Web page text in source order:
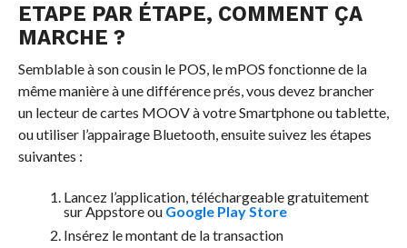
ETAPE PAR ÉTAPE, COMMENT ÇA
MARCHE ?
Semblable à son cousin le POS, le mPOS fonctionne de la
même manière à une différence prés, vous devez brancher
un lecteur de cartes MOOV à votre Smartphone ou tablette,
ou utiliser l’appairage Bluetooth, ensuite suivez les étapes
suivantes :
Lancez l’application, téléchargeable gratuitement
sur Appstore ouGoogle Play Store
Insérez le montant de la transaction